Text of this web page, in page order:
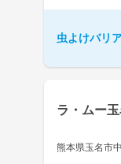
虫よけバリ
ラ・ムー
熊本県玉名市